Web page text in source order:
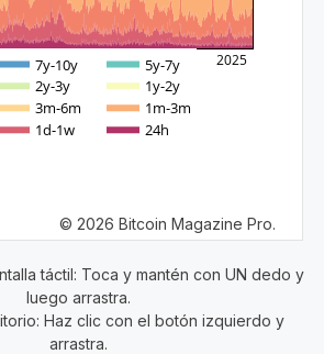
2020 2025
7y-10y
5y-7y
2y-3y
1y-2y
3m-6m
1m-3m
1d-1w
24h
© 2026 Bitcoin Magazine Pro.
táctil: Toca y mantén con UN dedo y
luego arrastra.
Haz clic con el botón izquierdo y
arrastra.